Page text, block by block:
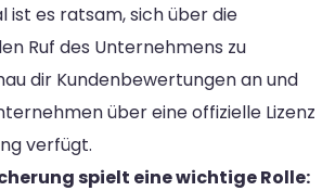
ist es ratsam, sich über die
Ruf des Unternehmens zu
dir Kundenbewertungen an und
über eine offizielle Lizenz
verfügt.
spielt eine wichtige Rolle: